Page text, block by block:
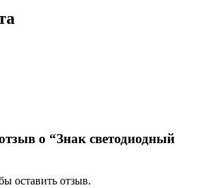
о “Знак светодиодный
оставить отзыв.